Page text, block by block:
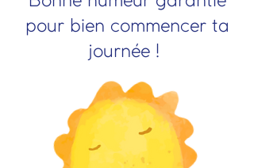
pour bien commencer ta
journée !